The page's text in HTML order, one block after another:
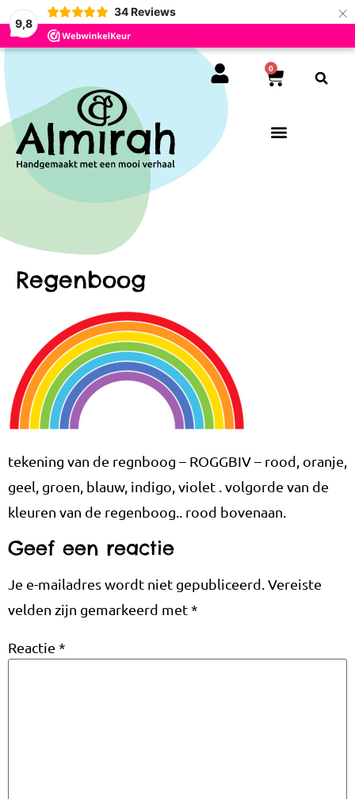
9,8
34 Reviews ×
0
Regenboog
tekening van de regnboog – ROGGBIV – rood, oranje,
geel, groen, blauw, indigo, violet . volgorde van de
kleuren van de regenboog.. rood bovenaan.
Geef een reactie
Je e-mailadres wordt niet gepubliceerd. Vereiste
velden zijn gemarkeerd met*
Reactie *